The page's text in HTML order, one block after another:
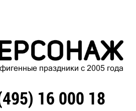
праздники с 2005 года
16 000 18